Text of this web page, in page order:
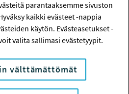
kaikki evästeet
–
parantaaksemme sivuston
kaikki evästeet -nappia
käytön. Evästeasetukset -
valita sallimasi evästetyypit.
välttämättömät